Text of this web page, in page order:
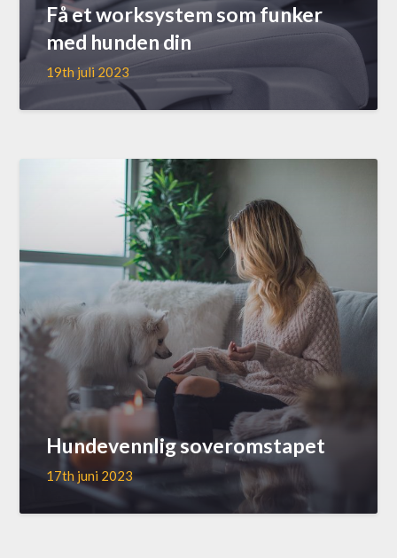
Få et worksystem som funker
med hunden din
19th juli 2023
Hundevennlig soveromstapet
17th juni 2023